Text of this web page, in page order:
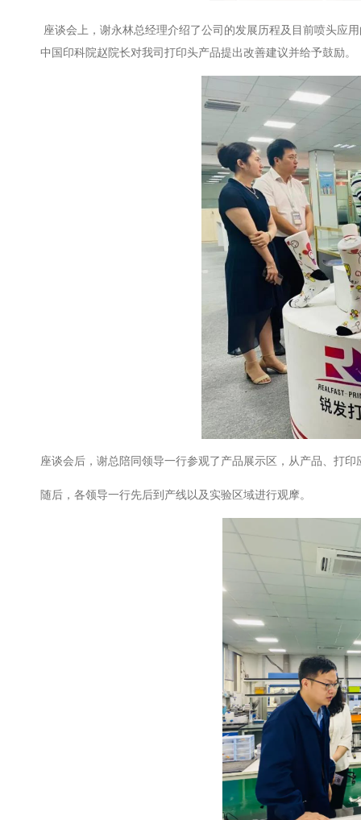
座谈会上，谢永林总经理介绍了公司的发展历程及目前喷头应
中国印科院赵院长对我司打印头产品提出改善建议并给予鼓励。
座谈会后，谢总陪同领导一行参观了产品展示区，从产品、打
随后，各领导一行先后到产线以及实验区域进行观摩。